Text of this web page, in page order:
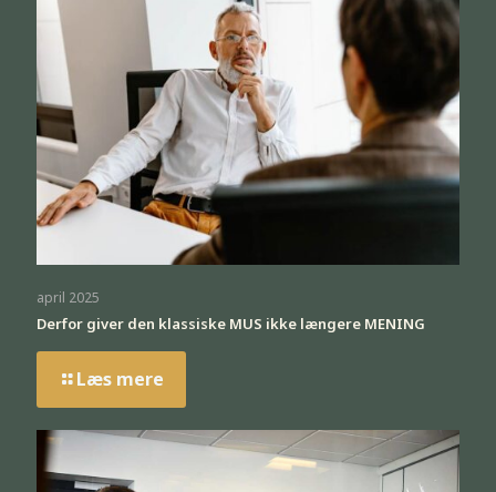
april 2025
Derfor giver den klassiske MUS ikke længere MENING
Læs mere